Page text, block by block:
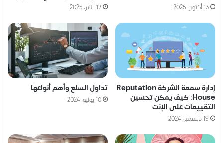
13 أكتوبر، 2025 17 يناير، 2025
إدارة سمعة الشركة Reputation
House: كيف يمكن تحسين
التقييمات على الإنت
19 ديسمبر، 2024
تداول السلع وأهم أنواعها
10 يوليو، 2024